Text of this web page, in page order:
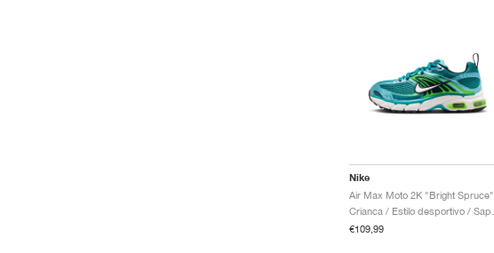
Nike
Air Max Moto 2K "Bright Spruce"
€109,99